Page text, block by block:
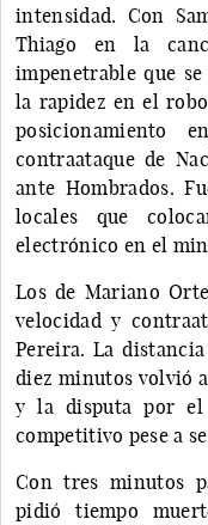
intensidad. Con
Thiago en la
impenetrable que
la rapidez en el
contraataque de
ante Hombrados.
locales que
electrónico en el
Los de Mariano
velocidad y
Pereira. La
diez minutos volvió
y la disputa por
competitivo pese a
Con tres minutos
pidió tiempo